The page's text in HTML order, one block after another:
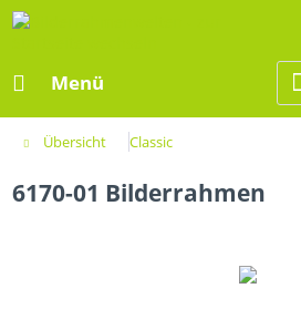
Menü
Übersicht Classic
6170-01 Bilderrahmen